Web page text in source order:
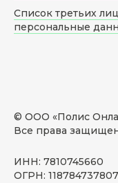
© ООО «Полис
Все права
ИНН: 7810745660
ОГРН:
Список третьих
персональные